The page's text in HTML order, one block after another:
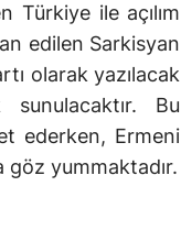
Türkiye ile açılım
edilen Sarkisyan
olarak yazılacak
Bu
ederken, Ermeni
göz yummaktadır.